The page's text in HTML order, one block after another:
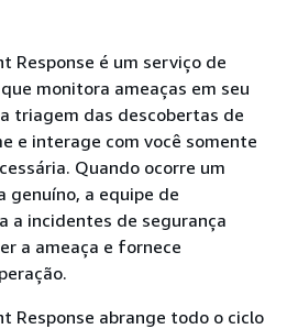
Response é um serviço de
monitora ameaças em seu
triagem das descobertas de
e interage com você somente
Quando ocorre um
genuíno, a equipe de
a incidentes de segurança
a ameaça e fornece
Response abrange todo o ciclo